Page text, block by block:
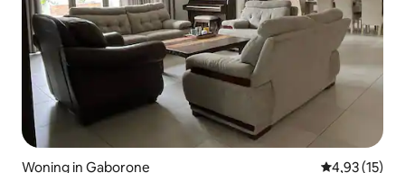
Woning in Gaborone Gemiddelde
4,93 (15)